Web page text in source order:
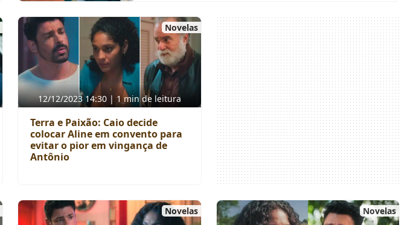
Novelas
12/12/2023 14:30 | 1 min de leitura
Terra e Paixão: Caio decide
colocar Aline em convento para
evitar o pior em vingança de
Antônio
Novelas Novelas